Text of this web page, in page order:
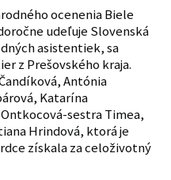
ocenenia Biele
udeľuje Slovenská
asistentiek, sa
z Prešovského kraja.
Antónia
Katarína
sestra Timea,
Hrindová, ktorá je
získala za celoživotný